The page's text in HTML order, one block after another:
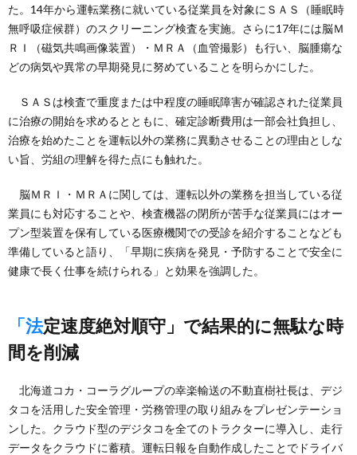
た。14年から運転業務に就いている従業員を対象にＳＡＳ（睡眠時
無呼吸症候群）のスクリーニング検査を実施。さらに17年には脳Ｍ
ＲＩ（磁気共鳴画像装置）・ＭＲＡ（血管撮影）も行い、脳腫瘍な
どの病気や異常の早期発見に努めていることを明らかにした。
ＳＡＳは検査で重度または中程度の睡眠障害が確認された従業員
に治療の開始を求めるとともに、確定診断費用は一部会社負担し、
治療を始めたことを運転以外の業務に異動させることの理由としな
い旨、労組の理解を得た点にも触れた。
脳ＭＲＩ・ＭＲＡに関しては、運転以外の業務を担当している従
業員にも対応することや、検査機器の閉所が苦手な従業員にはオー
プン型装置を保有している医療機関での受診を紹介することなども
準備していると語り、「早期に疾病を発見・予防することで安全に
健康で長く仕事を続けられる」と効果を強調した。
「法定速度絶対順守」で結果的に無駄な時
間を削減
北海道コカ・コーラグループの幸楽輸送の不動直樹社長は、デジ
タコを活用した安全管理・労務管理の取り組みをプレゼンテーショ
ンした。クラウド型のデジタコを全てのトラクターに導入し、走行
データをクラウドに蓄積。運転日報を自動作成したことでドライバ